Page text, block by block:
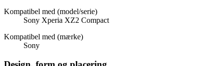
Kompatibel med (model/serie)
Sony Xperia XZ2 Compact
Kompatibel med (mærke)
Sony